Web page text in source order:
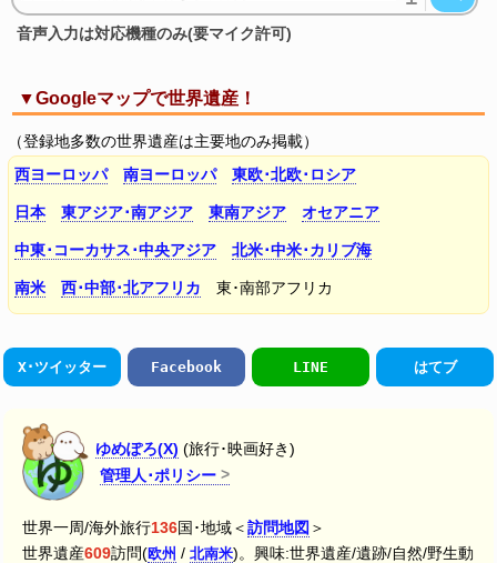
音声入力は対応機種のみ(要マイク許可)
▼Googleマップで世界遺産！
（登録地多数の世界遺産は主要地のみ掲載）
西ヨーロッパ 南ヨーロッパ 東欧･北欧･ロシア
日本 東アジア･南アジア 東南アジア オセアニア
中東･コーカサス･中央アジア 北米･中米･カリブ海
南米 西･中部･北アフリカ 東･南部アフリカ
X･ツイッター Facebook LINE はてブ
ゆめぽろ(X) (旅行･映画好き)
管理人･ポリシー
世界一周/海外旅行136国･地域＜訪問地図 ＞
世界遺産609訪問(欧州 / 北南米)。興味:世界遺産/遺跡/自然/野生動